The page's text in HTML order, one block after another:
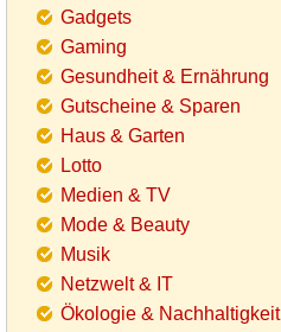
Gadgets
Gaming
Gesundheit & Ernährung
Gutscheine & Sparen
Haus & Garten
Lotto
Medien & TV
Mode & Beauty
Musik
Netzwelt & IT
Ökologie & Nachhaltigkeit